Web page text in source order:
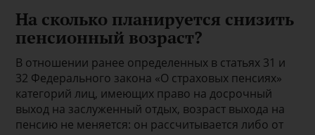
На сколько планируется снизить
пенсионный возраст?
В отношении ранее определенных в статьях 31 и
32 Федерального закона «О страховых пенсиях»
категорий лиц, имеющих право на досрочный
выход на заслуженный отдых, возраст выхода на
пенсию не меняется: он рассчитывается либо от